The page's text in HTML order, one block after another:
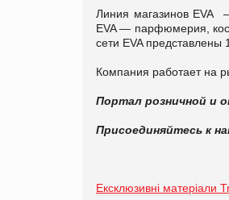
Линия магазинов EVA
EVA — парфюмерия,
сети EVA представлены
Компания работает на
Портал розничной и
Присоединяйтесь к
Ексклюзивні матеріали